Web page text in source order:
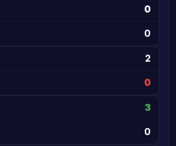
0
0
2
0
3
0